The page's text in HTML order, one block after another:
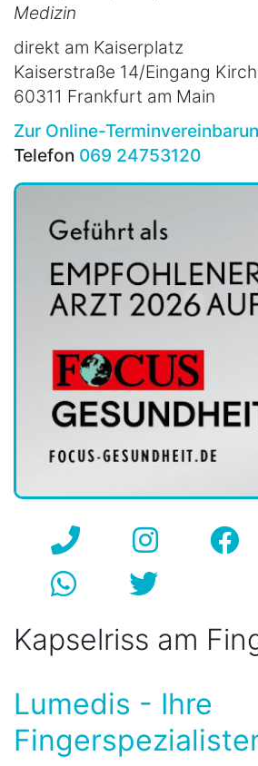
Medizin
direkt am Kaiserplatz
Kaiserstraße 14/Eingang
60311 Frankfurt am Main
Zur Online-
Telefon 069 24753120
Kapselriss am
Lumedis - Ihre